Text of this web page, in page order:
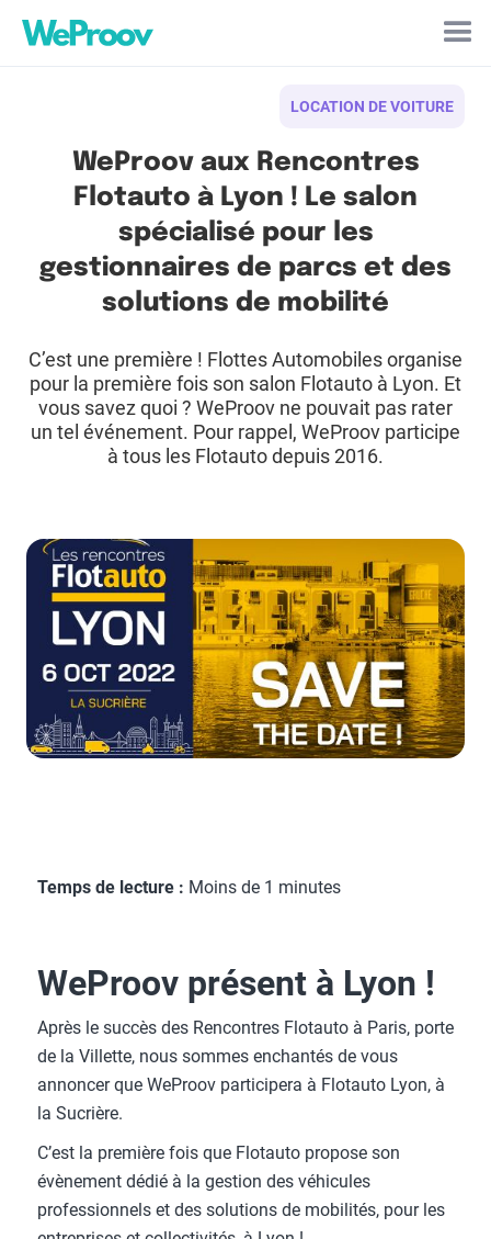
LOCATION DE VOITURE
WeProov aux Rencontres
Flotauto à Lyon ! Le salon
spécialisé pour les
gestionnaires de parcs et des
solutions de mobilité
C’est une première ! Flottes Automobiles organise
pour la première fois son salon Flotauto à Lyon. Et
vous savez quoi ? WeProov ne pouvait pas rater
un tel événement. Pour rappel, WeProov participe
à tous les Flotauto depuis 2016.
Temps de lecture : Moins de 1 minutes
WeProov présent à Lyon !
Après le succès des Rencontres Flotauto à Paris, porte
de la Villette, nous sommes enchantés de vous
annoncer que WeProov participera à Flotauto Lyon, à
la Sucrière.
C’est la première fois que Flotauto propose son
évènement dédié à la gestion des véhicules
professionnels et des solutions de mobilités, pour les